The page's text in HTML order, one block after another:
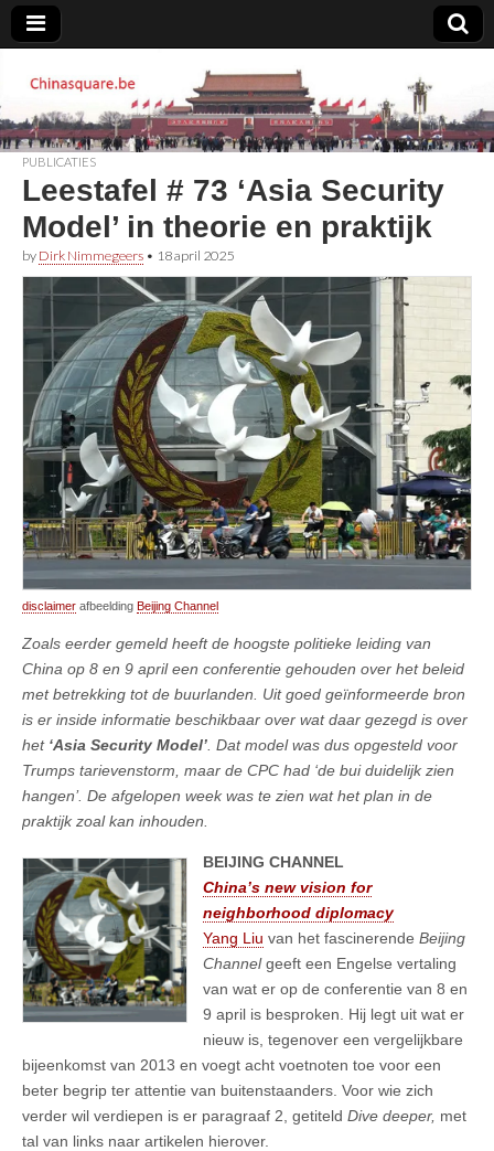
Chinasquare.be
PUBLICATIES
Leestafel # 73 ‘Asia Security
Model’ in theorie en praktijk
by Dirk Nimmegeers • 18 april 2025
disclaimer afbeelding Beijing Channel
Zoals eerder gemeld heeft de hoogste politieke leiding van
China op 8 en 9 april een conferentie gehouden over het beleid
met betrekking tot de buurlanden. Uit goed geïnformeerde bron
is er inside informatie beschikbaar over wat daar gezegd is over
het ‘Asia Security Model’ . Dat model was dus opgesteld voor
Trumps tarievenstorm, maar de CPC had ‘de bui duidelijk zien
hangen’. De afgelopen week was te zien wat het plan in de
praktijk zoal kan inhouden.
BEIJING CHANNEL
China’s new vision for
neighborhood diplomacy
Yang Liu van het fascinerende Beijing
Channelgeeft een Engelse vertaling
van wat er op de conferentie van 8 en
9 april is besproken. Hij legt uit wat er
nieuw is, tegenover een vergelijkbare
bijeenkomst van 2013 en voegt acht voetnoten toe voor een
beter begrip ter attentie van buitenstaanders. Voor wie zich
verder wil verdiepen is er paragraaf 2, getiteld Dive deeper, met
tal van links naar artikelen hierover.